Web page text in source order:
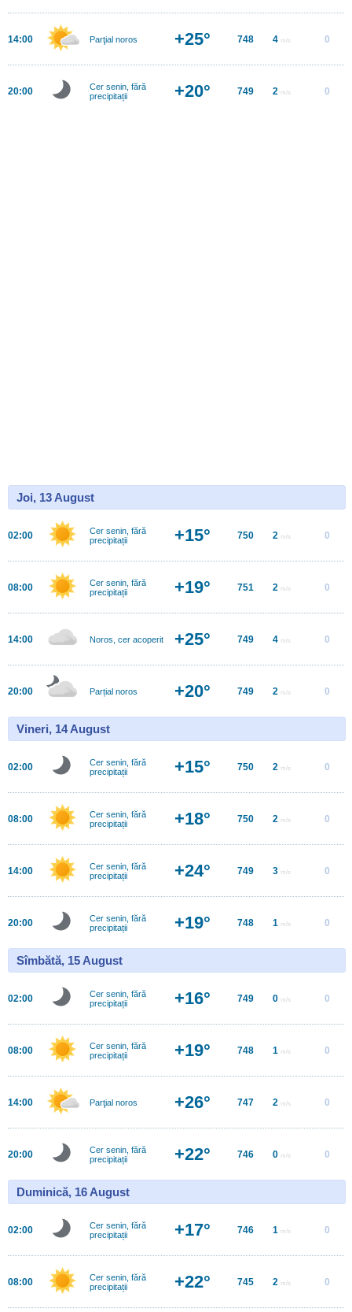
14:00 Parţial noros +25° 748 4 m/s 0
20:00
Cer senin, fără
precipitații
+20° 749 2 m/s 0
Joi, 13 August
02:00
Cer senin, fără
precipitații
+15° 750 2 m/s 0
08:00
Cer senin, fără
precipitații
+19° 751 2 m/s 0
14:00 Noros, cer acoperit +25° 749 4 m/s 0
20:00 Parțial noros +20° 749 2 m/s 0
Vineri, 14 August
02:00
Cer senin, fără
precipitații
+15° 750 2 m/s 0
08:00
Cer senin, fără
precipitații
+18° 750 2 m/s 0
14:00
Cer senin, fără
precipitații
+24° 749 3 m/s 0
20:00
Cer senin, fără
precipitații
+19° 748 1 m/s 0
Sîmbătă, 15 August
02:00
Cer senin, fără
precipitații
+16° 749 0 m/s 0
08:00
Cer senin, fără
precipitații
+19° 748 1 m/s 0
14:00 Parţial noros +26° 747 2 m/s 0
20:00
Cer senin, fără
precipitații
+22° 746 0 m/s 0
Duminică, 16 August
02:00
Cer senin, fără
precipitații
+17° 746 1 m/s 0
08:00
Cer senin, fără
precipitații
+22° 745 2 m/s 0